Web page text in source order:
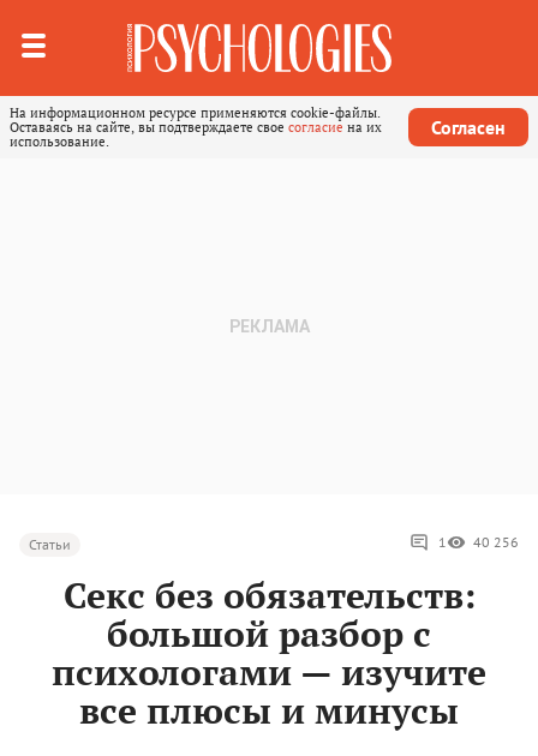
На информационном ресурсе применяются cookie-файлы.
Оставаясь на сайте, вы подтверждаете свое согласие на их
использование.
Согласен
Статьи 1 40 256
Секс без обязательств:
большой разбор с
психологами — изучите
все плюсы и минусы